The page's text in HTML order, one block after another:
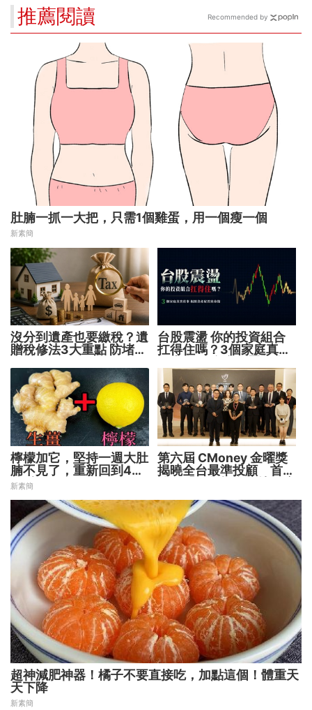
推薦閱讀
肚腩一抓一大把，只需1個雞蛋，用一個瘦一個
新素簡
沒分到遺產也要繳稅？遺
贈稅修法3大重點 防堵惡
台股震盪 你的投資組合
扛得住嗎？3個家庭真實
檸檬加它，堅持一週大肚
腩不見了，重新回到45
公斤
新素簡
第六屆 CMoney 金曜獎
揭曉全台最準投顧 首度
下一代
超神減肥神器！橘子不要直接吃，加點這個！體重天
天下降
新素簡
Recommended by